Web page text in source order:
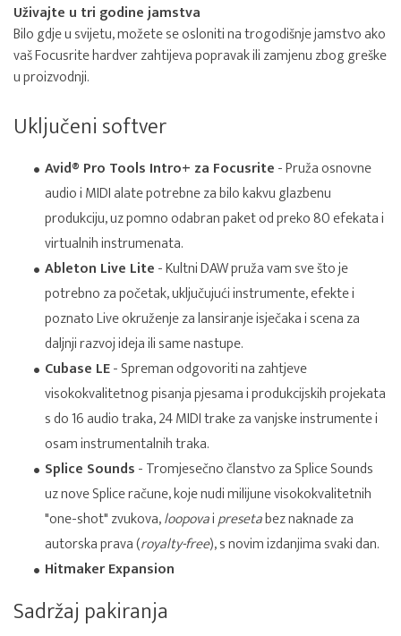
Uživajte u tri godine jamstva
Bilo gdje u svijetu, možete se osloniti na trogodišnje jamstvo ako
vaš Focusrite hardver zahtijeva popravak ili zamjenu zbog greške
u proizvodnji.
Uključeni softver
Avid® Pro Tools Intro+ za Focusrite- Pruža osnovne
audio i MIDI alate potrebne za bilo kakvu glazbenu
produkciju, uz pomno odabran paket od preko 80 efekata i
virtualnih instrumenata.
Ableton Live Lite- Kultni DAW pruža vam sve što je
potrebno za početak, uključujući instrumente, efekte i
poznato Live okruženje za lansiranje isječaka i scena za
daljnji razvoj ideja ili same nastupe.
Cubase LE- Spreman odgovoriti na zahtjeve
visokokvalitetnog pisanja pjesama i produkcijskih projekata
s do 16 audio traka, 24 MIDI trake za vanjske instrumente i
osam instrumentalnih traka.
Splice Sounds- Tromjesečno članstvo za Splice Sounds
uz nove Splice račune, koje nudi milijune visokokvalitetnih
"one-shot" zvukova,loopovaipresetabez naknade za
autorska prava (royalty-free), s novim izdanjima svaki dan.
Hitmaker Expansion
Sadržaj pakiranja